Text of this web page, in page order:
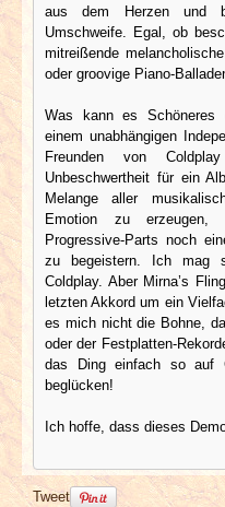
aus dem Herzen und
Umschweife. Egal, ob
mitreißende
oder groovige Piano-
Was kann es Schöneres
einem unabhängigen
Freunden von
Unbeschwertheit für ein
Melange aller
Emotion zu erzeugen,
Progressive-Parts noch
zu begeistern. Ich mag
Coldplay. Aber Mirna’s
letzten Akkord um ein
es mich nicht die Bohne,
oder der Festplatten-
das Ding einfach so auf
beglücken!
Ich hoffe, dass dieses
Tweet